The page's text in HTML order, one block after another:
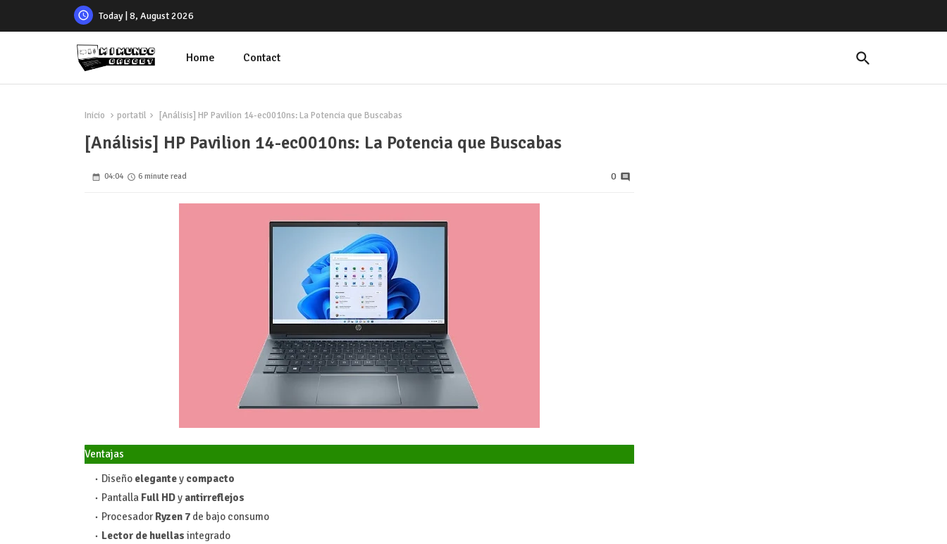
Today | 8, August 2026
Home Contact
Inicio portatil [Análisis] HP Pavilion 14-ec0010ns: La Potencia que Buscabas
[Análisis] HP Pavilion 14-ec0010ns: La Potencia que Buscabas
04:04 6 minute read 0
Ventajas
Diseño elegantey compacto
Pantalla Full HDy antirreflejos
Procesador Ryzen 7de bajo consumo
Lector de huellas integrado